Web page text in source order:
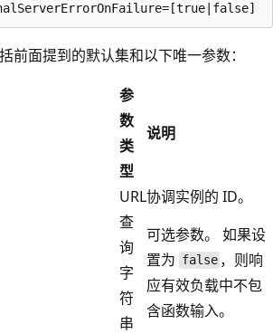
前面提到的默认集和以下唯一参数：
参
数
类
型
说明
URL协调实例的 ID。
查
询
字
符
串
可选参数。 如果设
置为 false ，则响
应有效负载中不包
含函数输入。